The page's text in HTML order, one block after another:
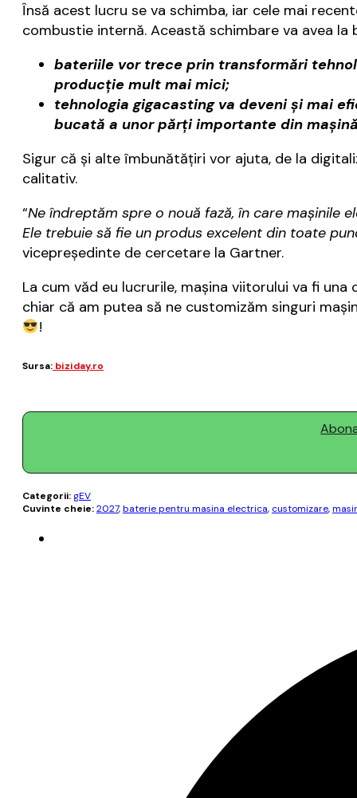
Însă acest lucru se va schimba, iar cele mai
combustie internă. Această schimbare va avea
bateriile vor trece prin transformări
producţie mult mai mici;
tehnologia gigacasting va deveni şi mai
bucată a unor părţi importante din
Sigur că şi alte îmbunătăţiri vor ajuta, de la
calitativ.
“Ne îndreptăm spre o nouă fază, în care mașinile
Ele trebuie să fie un produs excelent din toate
vicepreședinte de cercetare la Gartner.
La cum văd eu lucrurile, maşina viitorului va fi
chiar că am putea să ne customizăm singuri
!
Sursa: biziday.ro
Categorii: gEV
Cuvinte cheie:2027,baterie pentru masina electrica, customizare,